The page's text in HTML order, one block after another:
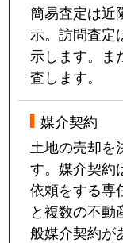
簡易査定は近
示。訪問査定
示します。ま
査します。
媒介契約
土地の売却を
す。媒介契約
依頼をする専
と複数の不動
般媒介契約が